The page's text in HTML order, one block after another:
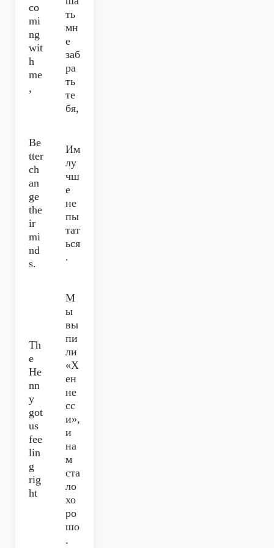
co
mi
ng
wit
h
me
,
ть
мн
е
заб
ра
ть
те
бя,
Be
tter
ch
an
ge
the
ir
mi
nd
s.
Им
лу
чш
е
не
пы
тат
ься
.
Th
e
He
nn
y
got
us
fee
lin
g
rig
ht
М
ы
вы
пи
ли
«Х
ен
не
сс
и»,
и
на
м
ста
ло
хо
ро
шо
.